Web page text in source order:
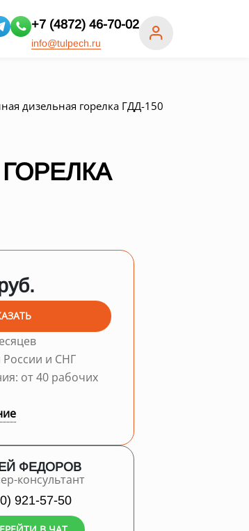
+7 (4872) 46-70-02
info@tulpech.ru
дизельная горелка ГДД-150
России и СНГ
от 40 рабочих
ФЕДОРОВ
консультант
921-57-50